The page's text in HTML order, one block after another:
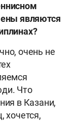
являются
очень не
Что
в Казани,
хочется,